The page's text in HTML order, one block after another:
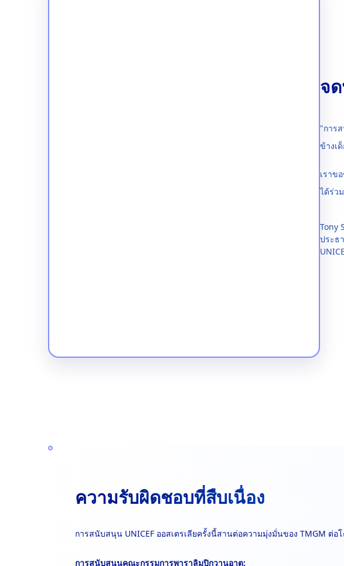
จ
"การ
ข้างเ
เราข
ได้ร่ว
Tony
ประธ
ความรับผิดชอบที่สืบเนื่อง
การสนับสนุน UNICEF ออสเตรเลียครั้งนี้สานต่อความมุ่งมั่นของ TMGM ต่
การสนับสนุนคณะกรรมการพาราลิมปิกวานูอาตู: